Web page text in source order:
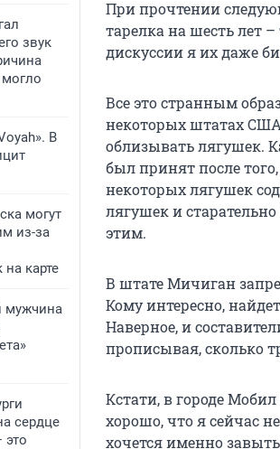
звук
могло
В
могут
из-за
карте
мужчина
сердце
это
При прочтении
тарелка на шесть лет
дискуссии я их даже
Все это странным
некоторых штатах
облизывать лягушек.
был принят после
некоторых лягушек
лягушек и
этим.
В штате Мичиган
Кому интересно,
Наверное, и
прописывая, сколько
Кстати, в городе
хорошо, что я сейчас
хочется именно